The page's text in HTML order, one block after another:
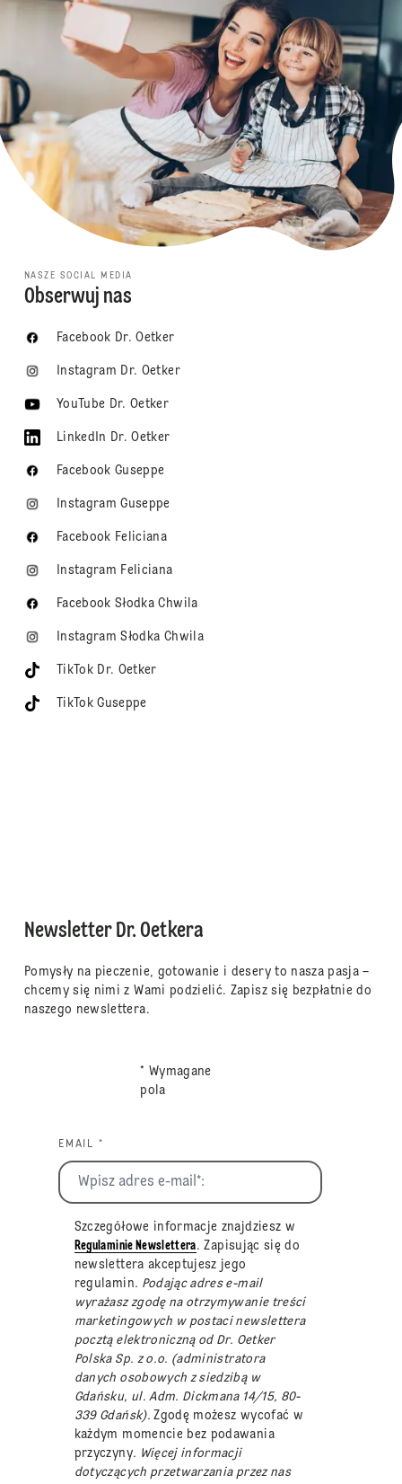
NASZE SOCIAL MEDIA
Obserwuj nas
Facebook Dr. Oetker
Instagram Dr. Oetker
YouTube Dr. Oetker
LinkedIn Dr. Oetker
Facebook Guseppe
Instagram Guseppe
Facebook Feliciana
Instagram Feliciana
Facebook Słodka Chwila
Instagram Słodka Chwila
TikTok Dr. Oetker
TikTok Guseppe
Newsletter Dr. Oetkera
Pomysły na pieczenie, gotowanie i desery to nasza pasja –
chcemy się nimi z Wami podzielić. Zapisz się bezpłatnie do
naszego newslettera.
* Wymagane
pola
EMAIL *
Szczegółowe informacje znajdziesz w
Regulaminie Newslettera. Zapisując się do
newslettera akceptujesz jego
regulamin. Podając adres e-mail
wyrażasz zgodę na otrzymywanie treści
marketingowych w postaci newslettera
pocztą elektroniczną od Dr. Oetker
Polska Sp. z o.o. (administratora
danych osobowych z siedzibą w
Gdańsku, ul. Adm. Dickmana 14/15, 80-
339 Gdańsk).Zgodę możesz wycofać w
każdym momencie bez podawania
przyczyny. Więcej informacji
dotyczących przetwarzania przez nas